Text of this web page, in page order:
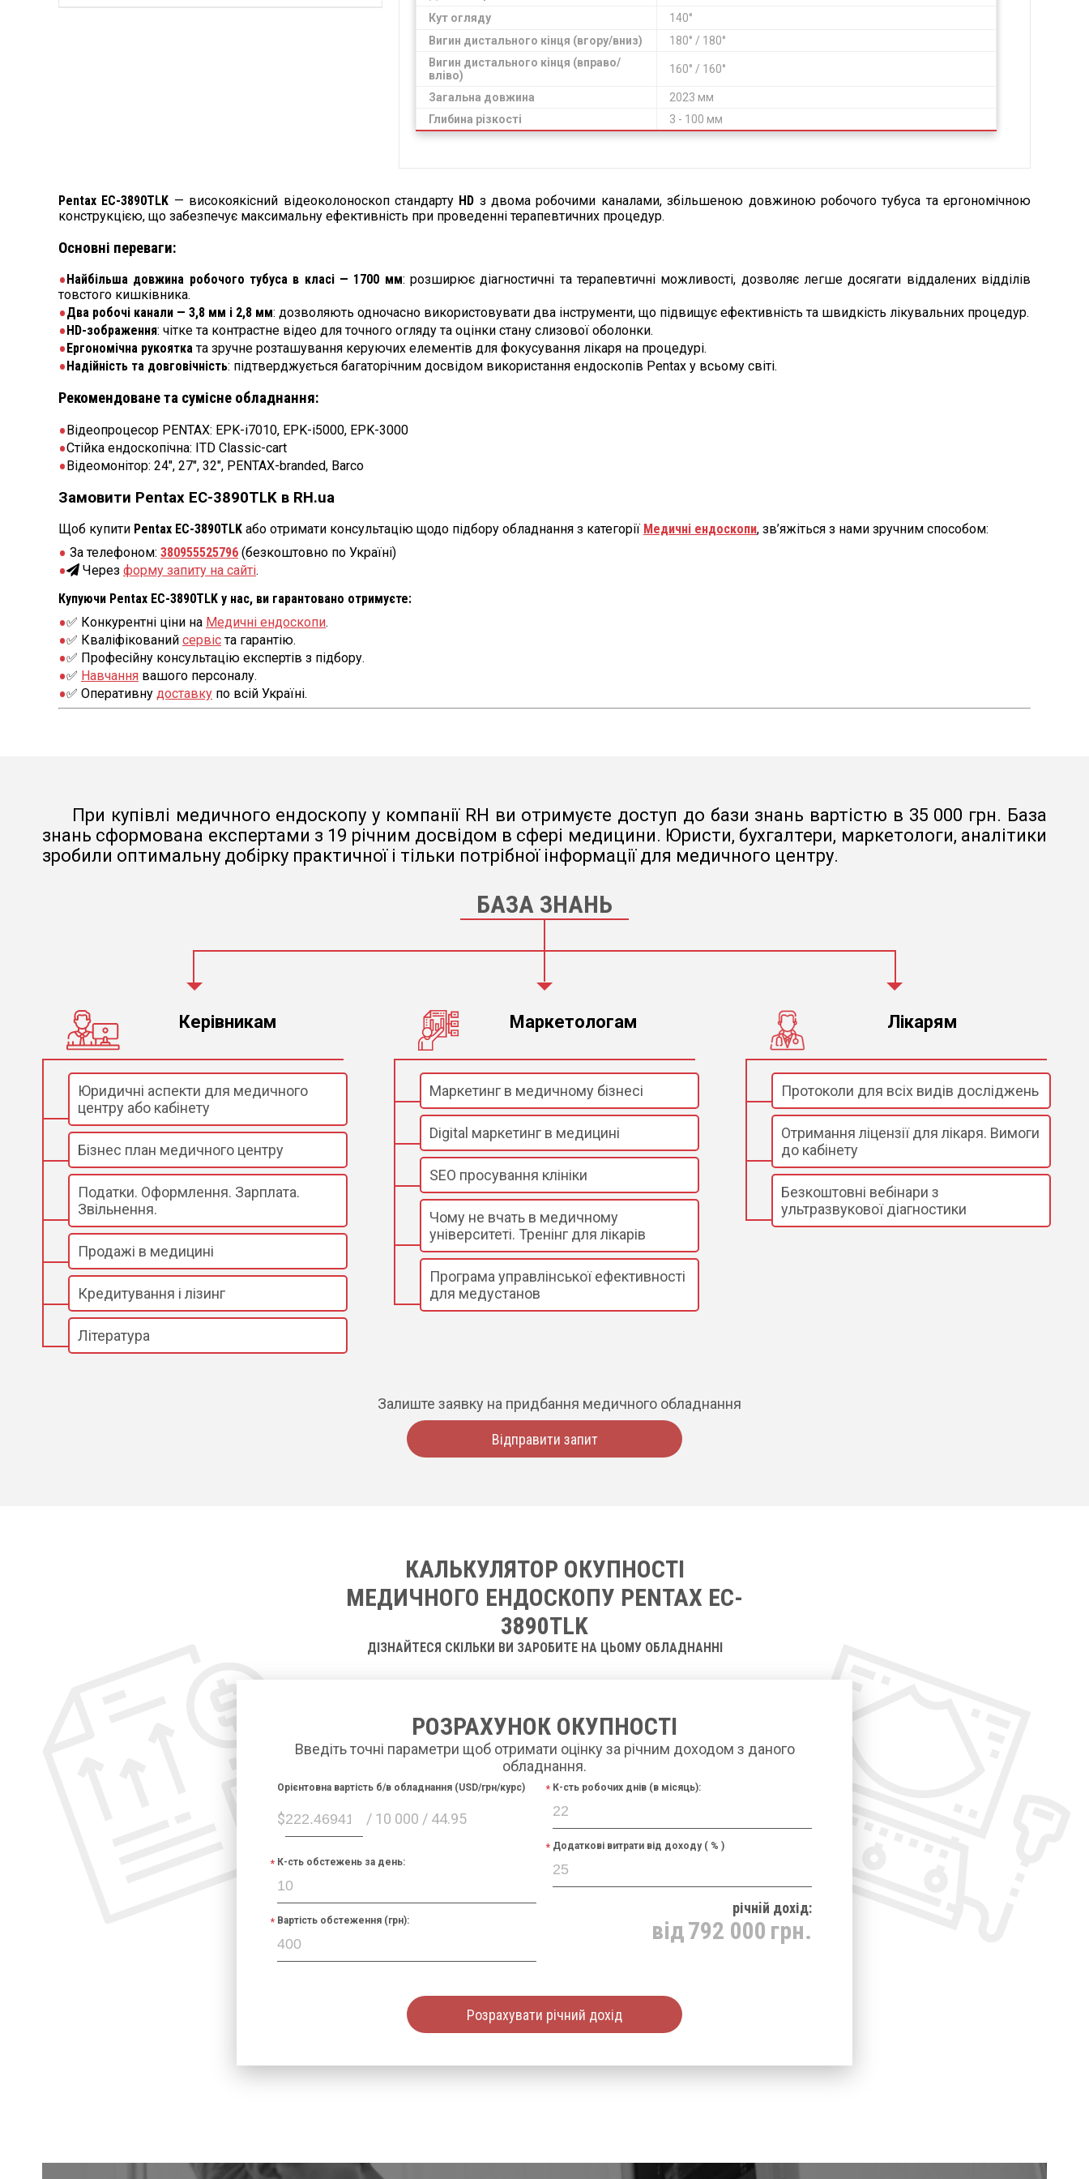
Кут огляду
140°
Вигин дистального кінця (вгору/вниз)
180° / 180°
Вигин дистального кінця (вправо/
вліво)
160° / 160°
Загальна довжина
2023 мм
Глибина різкості
3 - 100 мм
Pentax EC-3890TLK — високоякісний відеоколоноскоп стандарту HD з двома робочими каналами, збільшеною довжиною робочого тубуса та ергономічною
конструкцією, що забезпечує максимальну ефективність при проведенні терапевтичних процедур.
Основні переваги:
Найбільша довжина робочого тубуса в класі — 1700 мм: розширює діагностичні та терапевтичні можливості, дозволяє легше досягати віддалених відділів
товстого кишківника.
Два робочі канали — 3,8 мм і 2,8 мм: дозволяють одночасно використовувати два інструменти, що підвищує ефективність та швидкість лікувальних процедур.
HD-зображення: чітке та контрастне відео для точного огляду та оцінки стану слизової оболонки.
Ергономічна рукоятката зручне розташування керуючих елементів для фокусування лікаря на процедурі.
Надійність та довговічність: підтверджується багаторічним досвідом використання ендоскопів Pentax у всьому світі.
Рекомендоване та сумісне обладнання:
Відеопроцесор PENTAX: EPK-i7010, EPK-i5000, EPK-3000
Стійка ендоскопічна: ITD Classic-cart
Відеомонітор: 24″, 27″, 32″, PENTAX-branded, Barco
Замовити Pentax EC-3890TLK в RH.ua
Щоб купити Pentax EC-3890TLK або отримати консультацію щодо підбору обладнання з категорії Медичні ендоскопи, зв’яжіться з нами зручним способом:
За телефоном: 380955525796 (безкоштовно по Україні)
Через форму запиту на сайті.
Купуючи Pentax EC-3890TLK у нас, ви гарантовано отримуєте:
✅ Конкурентні ціни на Медичні ендоскопи.
✅ Кваліфікований сервіста гарантію.
✅ Професійну консультацію експертів з підбору.
✅ Навчання вашого персоналу.
✅ Оперативну доставку по всій Україні.
При купівлі медичного ендоскопу у компанії RH ви отримуєте доступ до бази знань вартістю в 35 000 грн. База
знань сформована експертами з 19 річним досвідом в сфері медицини. Юристи, бухгалтери, маркетологи, аналітики
зробили оптимальну добірку практичної і тільки потрібної інформації для медичного центру.
БАЗА ЗНАНЬ
Керівникам
Юридичні аспекти для медичного
центру або кабінету
Бізнес план медичного центру
Податки. Оформлення. Зарплата.
Звільнення.
Продажі в медицині
Кредитування і лізинг
Література
Маркетологам
Маркетинг в медичному бізнесі
Digital маркетинг в медицині
SEO просування клініки
Чому не вчать в медичному
університеті. Тренінг для лікарів
Програма управлінської ефективності
для медустанов
Лікарям
Протоколи для всіх видів досліджень
Отримання ліцензії для лікаря. Вимоги
до кабінету
Безкоштовні вебінари з
ультразвукової діагностики
Залиште заявку на придбання медичного обладнання
Відправити запит
КАЛЬКУЛЯТОР ОКУПНОСТІ
МЕДИЧНОГО ЕНДОСКОПУ PENTAX EC-
3890TLK
ДІЗНАЙТЕСЯ СКІЛЬКИ ВИ ЗАРОБИТЕ НА ЦЬОМУ ОБЛАДНАННІ
РОЗРАХУНОК ОКУПНОСТІ
Введіть точні параметри щоб отримати оцінку за річним доходом з даного
обладнання.
$ / 10 000 / 44.95
Орієнтовна вартість б/в обладнання (USD/грн/курс)
К-сть обстежень за день:
Вартість обстеження (грн):
К-сть робочих днів (в місяць):
Додаткові витрати від доходу ( % )
річнiй дохід:
від792 000 грн.
Розрахувати річний дохід